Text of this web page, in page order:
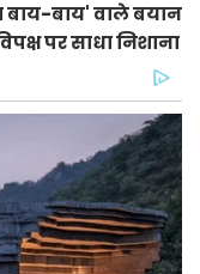
बाय-बाय' वाले बयान
पर साधा निशाना